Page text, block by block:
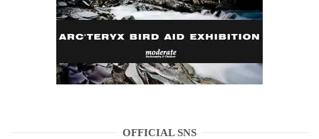
OFFICIAL SNS